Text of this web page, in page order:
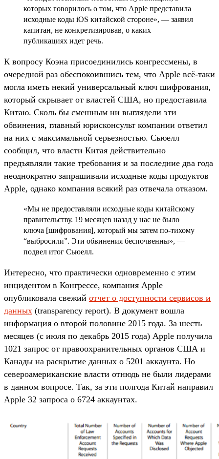
которых говорилось о том, что Apple представила
исходные коды iOS китайской стороне», — заявил
капитан, не конкретизировав, о каких
публикациях идет речь.
К вопросу Коэна присоединились конгрессмены, в
очередной раз обеспокоившись тем, что Apple всё-таки
могла иметь некий универсальный ключ шифрования,
который скрывает от властей США, но предоставила
Китаю. Сколь бы смешным ни выглядели эти
обвинения, главный юрисконсульт компании ответил
на них с максимальной серьезностью. Сьюелл
сообщил, что власти Китая действительно
предъявляли такие требования и за последние два года
неоднократно запрашивали исходные коды продуктов
Apple, однако компания всякий раз отвечала отказом.
«Мы не предоставляли исходные коды китайскому
правительству. 19 месяцев назад у нас не было
ключа [шифрования], который мы затем по-тихому
“выбросили”. Эти обвинения беспочвенны», —
подвел итог Сьюелл.
Интересно, что практически одновременно с этим
инцидентом в Конгрессе, компания Apple
опубликовала свежий отчет о доступности сервисов и
данных (transparency report). В документ вошла
информация о второй половине 2015 года. За шесть
месяцев (с июля по декабрь 2015 года) Apple получила
1021 запрос от правоохранительных органов США и
Канады на раскрытие данных о 5201 аккаунта. Но
североамериканские власти отнюдь не были лидерами
в данном вопросе. Так, за эти полгода Китай направил
Apple 32 запроса о 6724 аккаунтах.